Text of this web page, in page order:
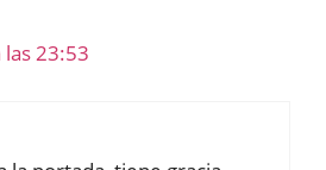
23:53